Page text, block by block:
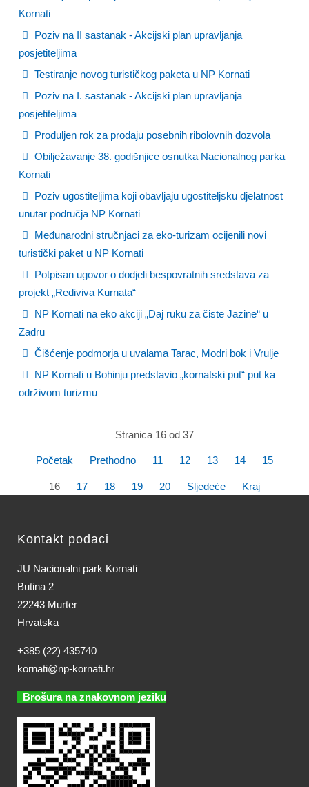
Kornati
Poziv na II sastanak - Akcijski plan upravljanja
posjetiteljima
Testiranje novog turističkog paketa u NP Kornati
Poziv na I. sastanak - Akcijski plan upravljanja
posjetiteljima
Produljen rok za prodaju posebnih ribolovnih dozvola
Obilježavanje 38. godišnjice osnutka Nacionalnog parka
Kornati
Poziv ugostiteljima koji obavljaju ugostiteljsku djelatnost
unutar područja NP Kornati
Međunarodni stručnjaci za eko-turizam ocijenili novi
turistički paket u NP Kornati
Potpisan ugovor o dodjeli bespovratnih sredstava za
projekt „Rediviva Kurnata“
NP Kornati na eko akciji „Daj ruku za čiste Jazine“ u
Zadru
Čišćenje podmorja u uvalama Tarac, Modri bok i Vrulje
NP Kornati u Bohinju predstavio „kornatski put“ put ka
održivom turizmu
Stranica 16 od 37
Početak Prethodno 11 12 13 14 15
16 17 18 19 20 Sljedeće Kraj
Kontakt podaci
JU Nacionalni park Kornati
Butina 2
22243 Murter
Hrvatska
+385 (22) 435740
kornati@np-kornati.hr
Brošura na znakovnom jeziku